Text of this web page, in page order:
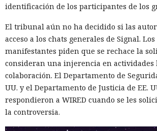
identificación de los participantes de los
El tribunal aún no ha decidido si las
acceso a los chats generales de Signal.
manifestantes piden que se rechace la
consideran una injerencia en actividades
colaboración. El Departamento de
UU. y el Departamento de Justicia de EE.
respondieron a WIRED cuando se les
la controversia.